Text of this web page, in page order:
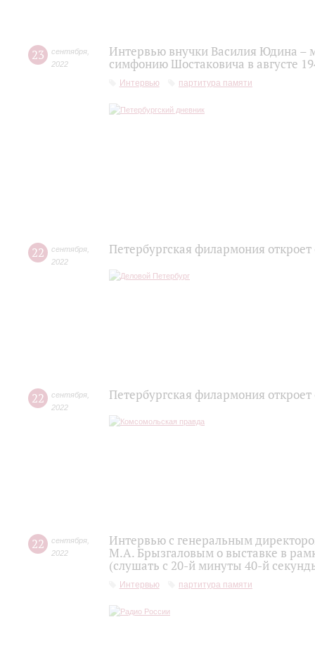
23 сентября
2022
Интервью внучки Василия Юдина –
симфонию Шостаковича в августе
Интервью партитура памяти
22 сентября
2022
Петербургская филармония
22 сентября
2022
Петербургская филармония
22 сентября
2022
Интервью с генеральным
М.А. Брызгаловым о выставке в
(слушать с 20-й минуты 40-й
Интервью партитура памяти